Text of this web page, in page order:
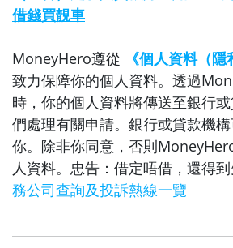
借錢買靚車
MoneyHero遵從
《個人資料（隱
致力保障你的個人資料。透過
時，你的個人資料將傳送至銀行
們處理有關申請。銀行或貸款機
你。除非你同意，否則
人資料。忠告：借定唔借，還得到
務公司查詢及投訴熱線一覽